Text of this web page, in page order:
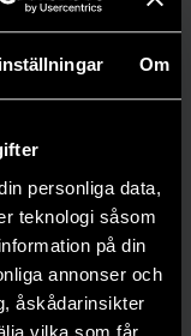
Om
personliga data,
teknologi såsom
på din
annonser och
åskådarinsikter
vilka som får
MÅNGFALD